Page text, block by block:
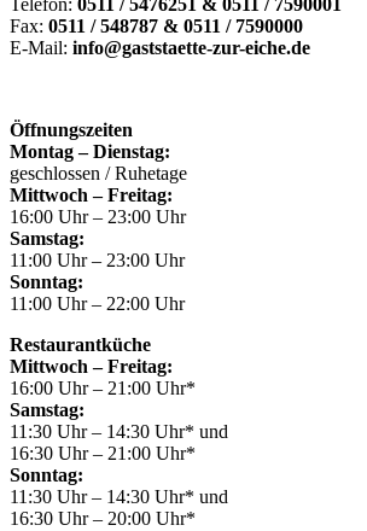
Telefon: 0511 / 5476251 & 0511 / 7590001
Fax: 0511 / 548787 & 0511 / 7590000
E-Mail: info@gaststaette-zur-eiche.de
Öffnungszeiten
Montag – Dienstag:
geschlossen / Ruhetage
Mittwoch – Freitag:
16:00 Uhr – 23:00 Uhr
Samstag:
11:00 Uhr – 23:00 Uhr
Sonntag:
11:00 Uhr – 22:00 Uhr
Restaurantküche
Mittwoch – Freitag:
16:00 Uhr – 21:00 Uhr*
Samstag:
11:30 Uhr – 14:30 Uhr* und
16:30 Uhr – 21:00 Uhr*
Sonntag:
11:30 Uhr – 14:30 Uhr* und
16:30 Uhr – 20:00 Uhr*